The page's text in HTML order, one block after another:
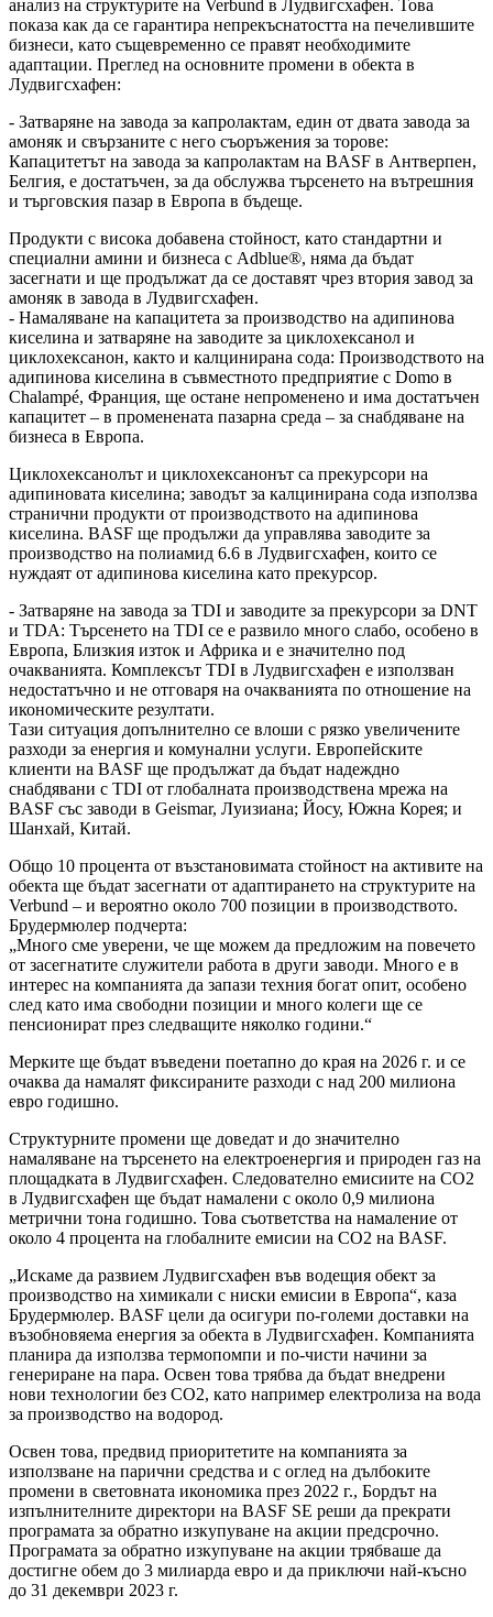
анализ на структурите на Verbund в Лудвигсхафен. Това
показа как да се гарантира непрекъснатостта на печелившите
бизнеси, като същевременно се правят необходимите
адаптации. Преглед на основните промени в обекта в
Лудвигсхафен:
- Затваряне на завода за капролактам, един от двата завода за
амоняк и свързаните с него съоръжения за торове:
Капацитетът на завода за капролактам на BASF в Антверпен,
Белгия, е достатъчен, за да обслужва търсенето на вътрешния
и търговския пазар в Европа в бъдеще.
Продукти с висока добавена стойност, като стандартни и
специални амини и бизнеса с Adblue®, няма да бъдат
засегнати и ще продължат да се доставят чрез втория завод за
амоняк в завода в Лудвигсхафен.
- Намаляване на капацитета за производство на адипинова
киселина и затваряне на заводите за циклохексанол и
циклохексанон, както и калцинирана сода: Производството на
адипинова киселина в съвместното предприятие с Domo в
Chalampé, Франция, ще остане непроменено и има достатъчен
капацитет – в променената пазарна среда – за снабдяване на
бизнеса в Европа.
Циклохексанолът и циклохексанонът са прекурсори на
адипиновата киселина; заводът за калцинирана сода използва
странични продукти от производството на адипинова
киселина. BASF ще продължи да управлява заводите за
производство на полиамид 6.6 в Лудвигсхафен, които се
нуждаят от адипинова киселина като прекурсор.
- Затваряне на завода за TDI и заводите за прекурсори за DNT
и TDA: Търсенето на TDI се е развило много слабо, особено в
Европа, Близкия изток и Африка и е значително под
очакванията. Комплексът TDI в Лудвигсхафен е използван
недостатъчно и не отговаря на очакванията по отношение на
икономическите резултати.
Тази ситуация допълнително се влоши с рязко увеличените
разходи за енергия и комунални услуги. Европейските
клиенти на BASF ще продължат да бъдат надеждно
снабдявани с TDI от глобалната производствена мрежа на
BASF със заводи в Geismar, Луизиана; Йосу, Южна Корея; и
Шанхай, Китай.
Общо 10 процента от възстановимата стойност на активите на
обекта ще бъдат засегнати от адаптирането на структурите на
Verbund – и вероятно около 700 позиции в производството.
Брудермюлер подчерта:
„Много сме уверени, че ще можем да предложим на повечето
от засегнатите служители работа в други заводи. Много е в
интерес на компанията да запази техния богат опит, особено
след като има свободни позиции и много колеги ще се
пенсионират през следващите няколко години.“
Мерките ще бъдат въведени поетапно до края на 2026 г. и се
очаква да намалят фиксираните разходи с над 200 милиона
евро годишно.
Структурните промени ще доведат и до значително
намаляване на търсенето на електроенергия и природен газ на
площадката в Лудвигсхафен. Следователно емисиите на CO2
в Лудвигсхафен ще бъдат намалени с около 0,9 милиона
метрични тона годишно. Това съответства на намаление от
около 4 процента на глобалните емисии на CO2 на BASF.
„Искаме да развием Лудвигсхафен във водещия обект за
производство на химикали с ниски емисии в Европа“, каза
Брудермюлер. BASF цели да осигури по-големи доставки на
възобновяема енергия за обекта в Лудвигсхафен. Компанията
планира да използва термопомпи и по-чисти начини за
генериране на пара. Освен това трябва да бъдат внедрени
нови технологии без CO2, като например електролиза на вода
за производство на водород.
Освен това, предвид приоритетите на компанията за
използване на парични средства и с оглед на дълбоките
промени в световната икономика през 2022 г., Бордът на
изпълнителните директори на BASF SE реши да прекрати
програмата за обратно изкупуване на акции предсрочно.
Програмата за обратно изкупуване на акции трябваше да
достигне обем до 3 милиарда евро и да приключи най-късно
до 31 декември 2023 г.